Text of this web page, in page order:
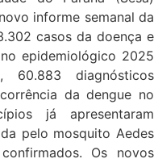
informe semanal da
casos da doença e
epidemiológico 2025
60.883 diagnósticos
da dengue no
já apresentaram
pelo mosquito Aedes
Os novos